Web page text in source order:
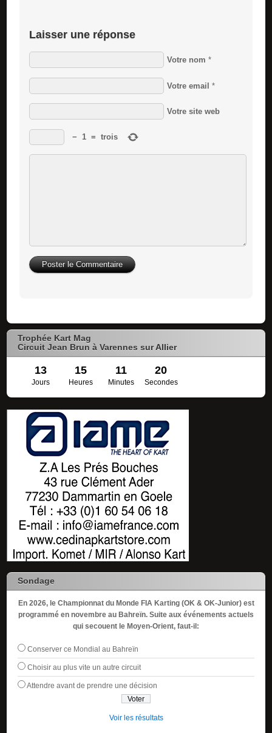
Laisser une réponse
Votre nom *
Votre email *
Votre site web
− 1 = trois
Trophée Kart Mag
Circuit Jean Brun à Varennes sur Allier
13 15 11 20
Jours Heures Minutes Secondes
Sondage
En 2026, le Championnat du Monde FIA Karting (OK & OK-Junior) est
programmé en novembre au Bahreïn. Suite aux événements actuels
qui secouent le Moyen-Orient, faut-il:
Conserver ce Mondial au Bahreïn
Choisir au plus vite un autre circuit
Attendre avant de prendre une décision
Voir les résultats